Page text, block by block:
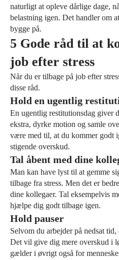
naturligt at opleve dårlige dage,
belastning igen. Det handler om
bygge på.
5 Gode råd til at
job efter stress
Når du er tilbage på job efter
disse råd.
Hold en ugentlig
En ugentlig restitutionsdag giver
ekstra, dyrke motion og samle
være med til, at du kommer godt
stigende overskud.
Tal åbent med dine
Man kan have lyst til at gemme
tilbage fra stress. Men det er
dine kollegaer. Tal eksempelvis
hjælpe dig godt tilbage igen.
Hold pauser
Selvom du arbejder på nedsat
Det vil give dig mere overskud i
gælder i øvrigt også for